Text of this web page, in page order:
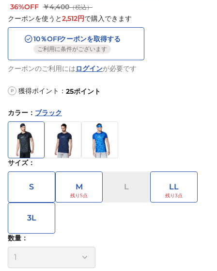
36%OFF ￥4,400（税込）
クーポンを使うと2,512円で購入できます
10％OFFクーポンを取得する
ご利用に条件がございます
クーポンのご利用にはログインが必要です
P 獲得ポイント： 25ポイント
カラー ： ブラック
サイズ：
S M L LL
3L
数量：